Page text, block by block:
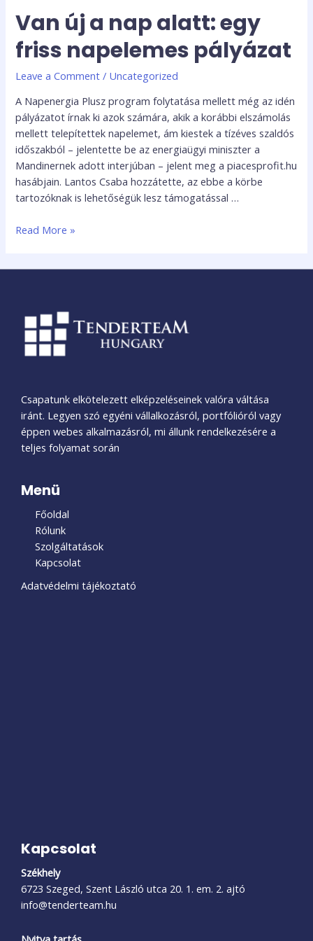
Van új a nap alatt: egy
friss napelemes pályázat
Leave a Comment / Uncategorized
A Napenergia Plusz program folytatása mellett még az idén
pályázatot írnak ki azok számára, akik a korábbi elszámolás
mellett telepítettek napelemet, ám kiestek a tízéves szaldós
időszakból – jelentette be az energiaügyi miniszter a
Mandinernek adott interjúban – jelent meg a piacesprofit.hu
hasábjain. Lantos Csaba hozzátette, az ebbe a körbe
tartozóknak is lehetőségük lesz támogatással …
Read More »
Csapatunk elkötelezett elképzeléseinek valóra váltása
iránt. Legyen szó egyéni vállalkozásról, portfólióról vagy
éppen webes alkalmazásról, mi állunk rendelkezésére a
teljes folyamat során
Menü
Főoldal
Rólunk
Szolgáltatások
Kapcsolat
Adatvédelmi tájékoztató
Kapcsolat
Székhely
6723 Szeged, Szent László utca 20. 1. em. 2. ajtó
info@tenderteam.hu